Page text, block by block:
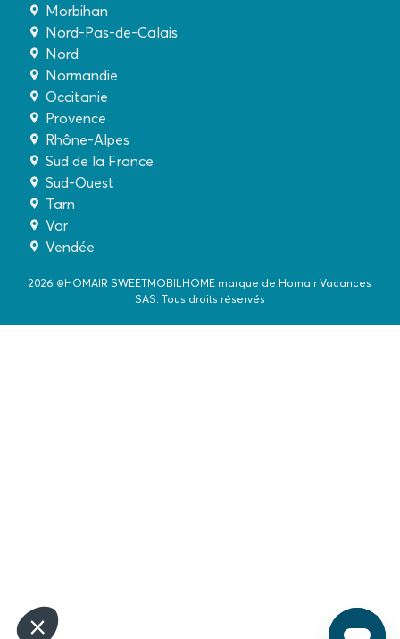
Morbihan
Nord-Pas-de-Calais
Nord
Normandie
Occitanie
Provence
Rhône-Alpes
Sud de la France
Sud-Ouest
Tarn
Var
Vendée
2026 ©HOMAIR SWEETMOBILHOME marque de Homair Vacances
SAS. Tous droits réservés